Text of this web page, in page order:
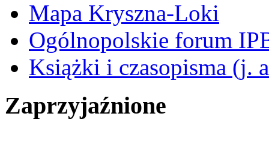
Mapa Kryszna-Loki
Ogólnopolskie forum
Książki i czasopisma (j.
Zaprzyjaźnione